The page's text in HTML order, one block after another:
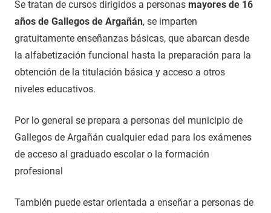
Se tratan de cursos dirigidos a personas mayores de 16
años de Gallegos de Argañán, se imparten
gratuitamente enseñanzas básicas, que abarcan desde
la alfabetización funcional hasta la preparación para la
obtención de la titulación básica y acceso a otros
niveles educativos.
Por lo general se prepara a personas del municipio de
Gallegos de Argañán cualquier edad para los exámenes
de acceso al graduado escolar o la formación
profesional
También puede estar orientada a enseñar a personas de